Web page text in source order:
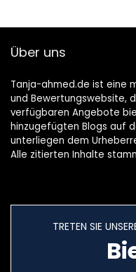
Über uns
Tanja-ahmed.de ist eine
und Bewertungswebsite,
verfügbaren Angebote
hinzugefügten Blogs auf
unterliegen dem
Alle zitierten Inhalte
TRETEN SIE